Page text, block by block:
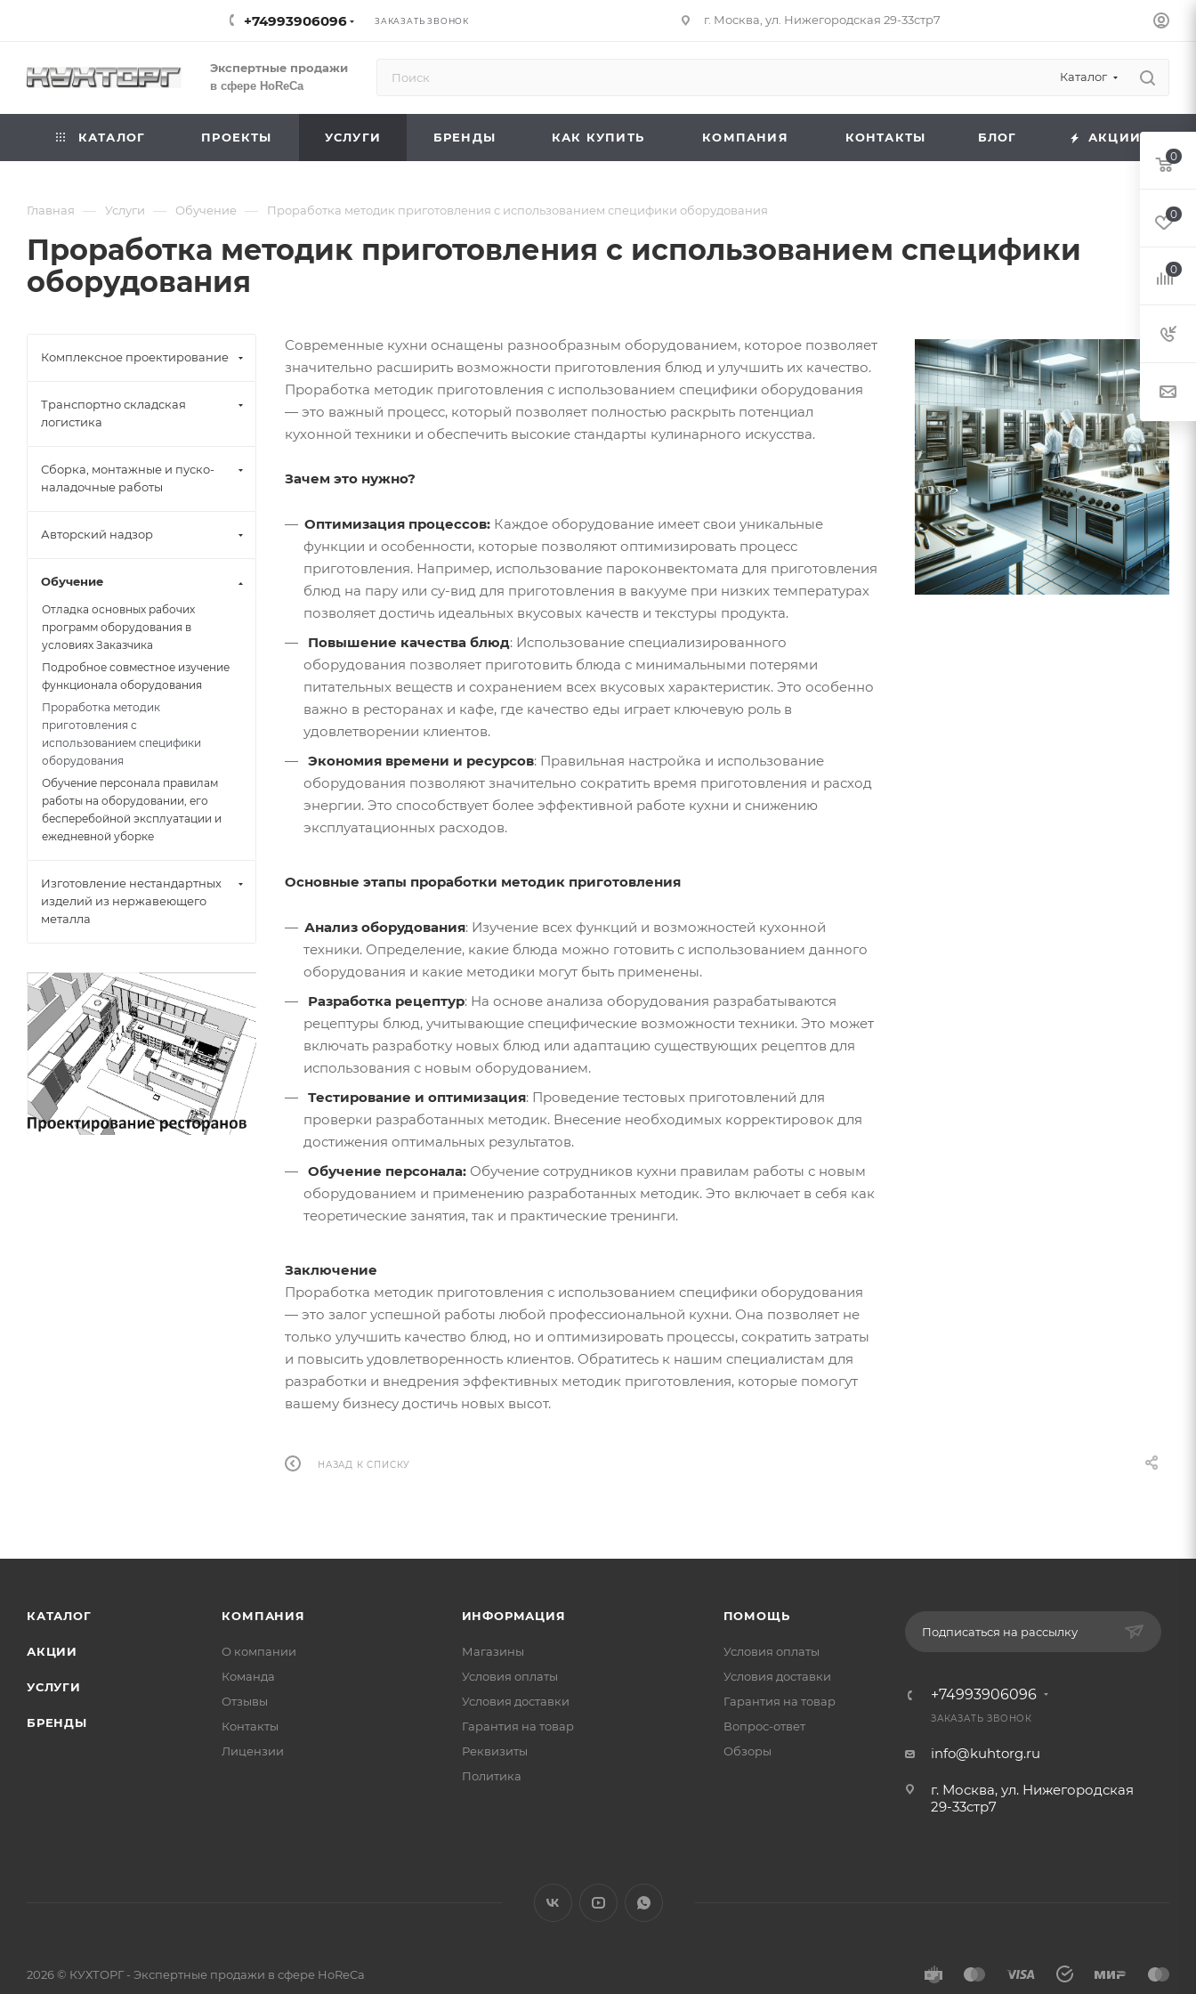
+74993906096 ЗАКАЗАТЬ ЗВОНОК г. Москва, ул. Нижегородская 29-33стр7
Экспертные продажи
в сфере HoReCa
Каталог
КАТАЛОГ ПРОЕКТЫ УСЛУГИ БРЕНДЫ КАК КУПИТЬ КОМПАНИЯ КОНТАКТЫ БЛОГ АКЦИИ
Главная — Услуги — Обучение — Проработка методик приготовления с использованием специфики оборудования
Проработка методик приготовления с использованием специфики
оборудования
Современные кухни оснащены разнообразным оборудованием, которое позволяет
значительно расширить возможности приготовления блюд и улучшить их качество.
Проработка методик приготовления с использованием специфики оборудования
— это важный процесс, который позволяет полностью раскрыть потенциал
кухонной техники и обеспечить высокие стандарты кулинарного искусства.
Зачем это нужно?
Оптимизация процессов: Каждое оборудование имеет свои уникальные
функции и особенности, которые позволяют оптимизировать процесс
приготовления. Например, использование пароконвектомата для приготовления
блюд на пару или су-вид для приготовления в вакууме при низких температурах
позволяет достичь идеальных вкусовых качеств и текстуры продукта.
Повышение качества блюд: Использование специализированного
оборудования позволяет приготовить блюда с минимальными потерями
питательных веществ и сохранением всех вкусовых характеристик. Это особенно
важно в ресторанах и кафе, где качество еды играет ключевую роль в
удовлетворении клиентов.
Экономия времени и ресурсов: Правильная настройка и использование
оборудования позволяют значительно сократить время приготовления и расход
энергии. Это способствует более эффективной работе кухни и снижению
эксплуатационных расходов.
Основные этапы проработки методик приготовления
Анализ оборудования: Изучение всех функций и возможностей кухонной
техники. Определение, какие блюда можно готовить с использованием данного
оборудования и какие методики могут быть применены.
Разработка рецептур: На основе анализа оборудования разрабатываются
рецептуры блюд, учитывающие специфические возможности техники. Это может
включать разработку новых блюд или адаптацию существующих рецептов для
использования с новым оборудованием.
Тестирование и оптимизация: Проведение тестовых приготовлений для
проверки разработанных методик. Внесение необходимых корректировок для
достижения оптимальных результатов.
Обучение персонала: Обучение сотрудников кухни правилам работы с новым
оборудованием и применению разработанных методик. Это включает в себя как
теоретические занятия, так и практические тренинги.
Заключение
Проработка методик приготовления с использованием специфики оборудования
— это залог успешной работы любой профессиональной кухни. Она позволяет не
только улучшить качество блюд, но и оптимизировать процессы, сократить затраты
и повысить удовлетворенность клиентов. Обратитесь к нашим специалистам для
разработки и внедрения эффективных методик приготовления, которые помогут
вашему бизнесу достичь новых высот.
НАЗАД К СПИСКУ
Комплексное проектирование
Транспортно складская
логистика
Сборка, монтажные и пуско-
наладочные работы
Авторский надзор
Обучение
Отладка основных рабочих
программ оборудования в
условиях Заказчика
Подробное совместное изучение
функционала оборудования
Проработка методик
приготовления с
использованием специфики
оборудования
Обучение персонала правилам
работы на оборудовании, его
бесперебойной эксплуатации и
ежедневной уборке
Изготовление нестандартных
изделий из нержавеющего
металла
КАТАЛОГ
АКЦИИ
УСЛУГИ
БРЕНДЫ
КОМПАНИЯ
О компании
Команда
Отзывы
Контакты
Лицензии
ИНФОРМАЦИЯ
Магазины
Условия оплаты
Условия доставки
Гарантия на товар
Реквизиты
Политика
ПОМОЩЬ
Условия оплаты
Условия доставки
Гарантия на товар
Вопрос-ответ
Обзоры
Подписаться на рассылку
+74993906096
ЗАКАЗАТЬ ЗВОНОК
info@kuhtorg.ru
г. Москва, ул. Нижегородская
29-33стр7
2026 © КУХТОРГ - Экспертные продажи в сфере HoReCa
0
0
0